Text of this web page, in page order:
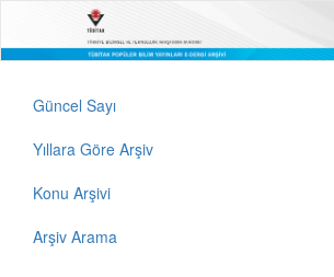
Güncel Sayı
Yıllara Göre Arşiv
Konu Arşivi
Arşiv Arama